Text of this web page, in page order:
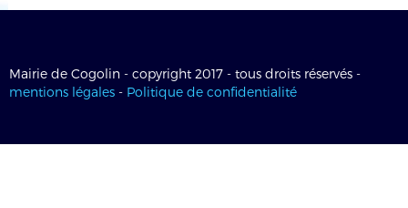
Mairie de Cogolin - copyright 2017 - tous droits réservés -
mentions légales - Politique de confidentialité